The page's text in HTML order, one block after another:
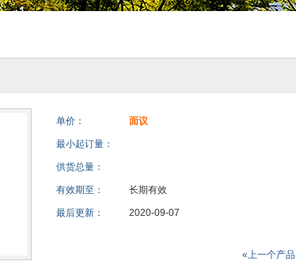
单价： 面议
最小起订量：
供货总量：
有效期至： 长期有效
最后更新： 2020-09-07
«上一个产品